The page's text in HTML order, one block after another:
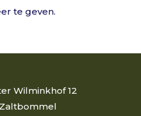
te geven.
Wilminkhof 12